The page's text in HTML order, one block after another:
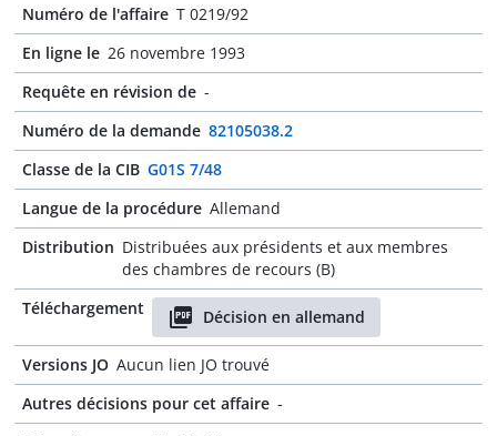
Numéro de l'affaire T 0219/92
En ligne le 26 novembre 1993
Requête en révision de -
Numéro de la demande 82105038.2
Classe de la CIB G01S 7/48
Langue de la procédure Allemand
Distribution Distribuées aux présidents et aux membres
des chambres de recours (B)
Téléchargement
Décision en allemand
Versions JO Aucun lien JO trouvé
Autres décisions pour cet affaire -